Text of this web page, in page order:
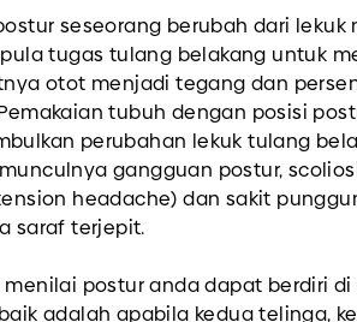
seseorang berubah dari lekuk
tugas tulang belakang untuk
otot menjadi tegang dan
tubuh dengan posisi
perubahan lekuk tulang
gangguan postur,
headache) dan sakit
saraf terjepit.
menilai postur anda dapat berdiri
adalah apabila kedua telinga,